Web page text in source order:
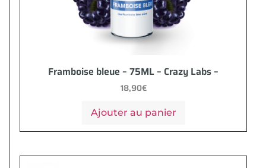
Framboise bleue – 75ML – Crazy Labs –
18,90€
Ajouter au panier